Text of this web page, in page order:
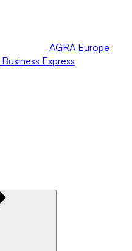
AGRA Europe
Business Express